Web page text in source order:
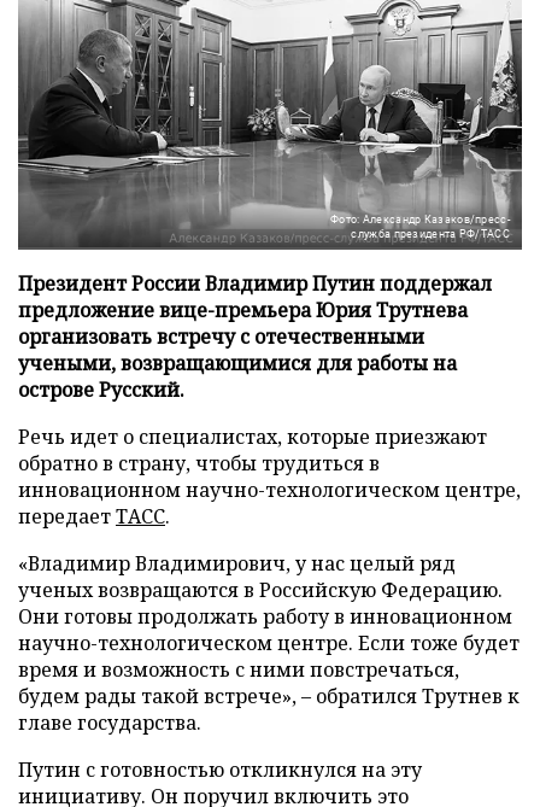
Фото: Александр Казаков/пресс-
служба президента РФ/ТАСС
Президент России Владимир Путин поддержал
предложение вице-премьера Юрия Трутнева
организовать встречу с отечественными
учеными, возвращающимися для работы на
острове Русский.
Речь идет о специалистах, которые приезжают
обратно в страну, чтобы трудиться в
инновационном научно-технологическом центре,
передаетТАСС.
«Владимир Владимирович, у нас целый ряд
ученых возвращаются в Российскую Федерацию.
Они готовы продолжать работу в инновационном
научно-технологическом центре. Если тоже будет
время и возможность с ними повстречаться,
будем рады такой встрече», – обратился Трутнев к
главе государства.
Путин с готовностью откликнулся на эту
инициативу. Он поручил включить это